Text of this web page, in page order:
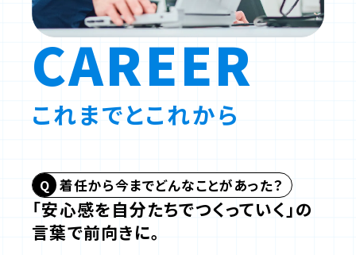
CAREER
これまでとこれから
着任から今までどんなことがあった？
「安心感を自分たちでつくっていく」の
言葉で前向きに。